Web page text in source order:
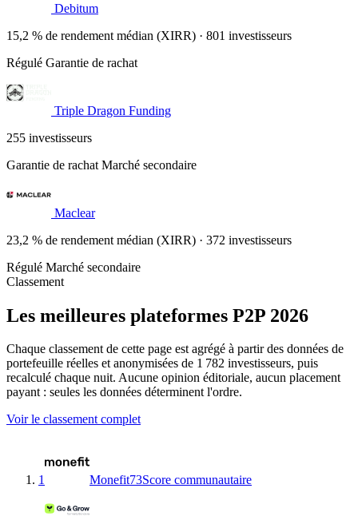
Debitum
15,2 % de rendement médian (XIRR) · 801 investisseurs
Régulé Garantie de rachat
Triple Dragon Funding
255 investisseurs
Garantie de rachat Marché secondaire
Maclear
23,2 % de rendement médian (XIRR) · 372 investisseurs
Régulé Marché secondaire
Classement
Les meilleures plateformes P2P 2026
Chaque classement de cette page est agrégé à partir des données de
portefeuille réelles et anonymisées de 1 782 investisseurs, puis
recalculé chaque nuit. Aucune opinion éditoriale, aucun placement
payant : seules les données déterminent l'ordre.
Voir le classement complet
1 Monefit73Score communautaire